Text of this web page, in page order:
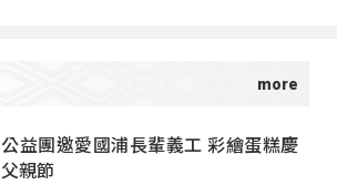
公益團邀愛國浦長輩義工 彩繪蛋糕慶
父親節